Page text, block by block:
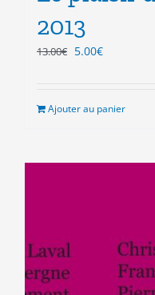
2013
13.00€ Le
5.00€Le
est :
Ajouter au panier